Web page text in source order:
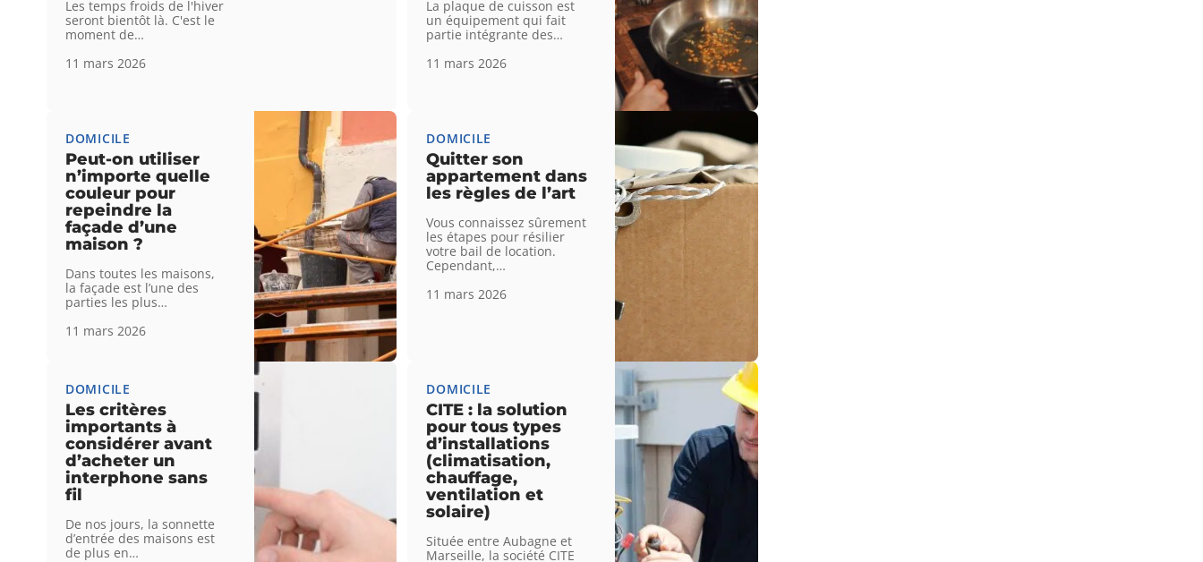
Les temps froids de l'hiver
seront bientôt là. C'est le
moment de…
11 mars 2026
La plaque de cuisson est
un équipement qui fait
partie intégrante des…
11 mars 2026
DOMICILE
Peut-on utiliser
n’importe quelle
couleur pour
repeindre la
façade d’une
maison ?
Dans toutes les maisons,
la façade est l’une des
parties les plus…
11 mars 2026
DOMICILE
Quitter son
appartement dans
les règles de l’art
Vous connaissez sûrement
les étapes pour résilier
votre bail de location.
Cependant,…
11 mars 2026
DOMICILE
Les critères
importants à
considérer avant
d’acheter un
interphone sans
fil
De nos jours, la sonnette
d’entrée des maisons est
de plus en…
DOMICILE
CITE : la solution
pour tous types
d’installations
(climatisation,
chauffage,
ventilation et
solaire)
Située entre Aubagne et
Marseille, la société CITE